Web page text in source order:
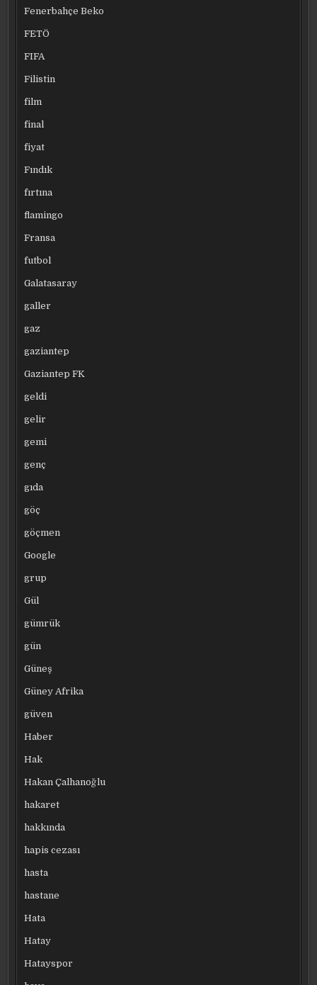
Fenerbahçe Beko
FETÖ
FIFA
Filistin
film
final
fiyat
Fındık
fırtına
flamingo
Fransa
futbol
Galatasaray
galler
gaz
gaziantep
Gaziantep FK
geldi
gelir
gemi
genç
gıda
göç
göçmen
Google
grup
Gül
gümrük
gün
Güneş
Güney Afrika
güven
Haber
Hak
Hakan Çalhanoğlu
hakaret
hakkında
hapis cezası
hasta
hastane
Hata
Hatay
Hatayspor